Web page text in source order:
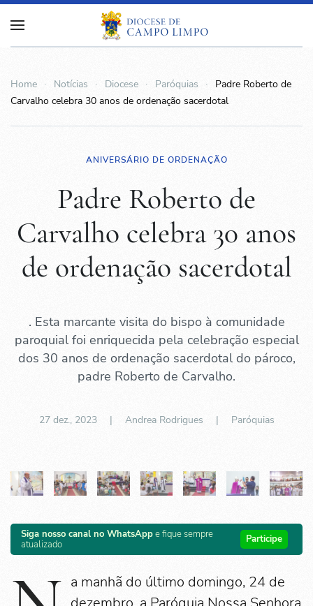
Home Notícias Diocese Paróquias
Padre Roberto de
Carvalho celebra 30 anos de ordenação sacerdotal
ANIVERSÁRIO DE ORDENAÇÃO
Padre Roberto de
Carvalho celebra 30 anos
de ordenação sacerdotal
. Esta marcante visita do bispo à comunidade
paroquial foi enriquecida pela celebração especial
dos 30 anos de ordenação sacerdotal do pároco,
padre Roberto de Carvalho.
27 dez., 2023| Andrea Rodrigues | Paróquias
Siga nosso canal no WhatsAppe fique sempre
atualizado
Participe
a manhã do último domingo, 24 de